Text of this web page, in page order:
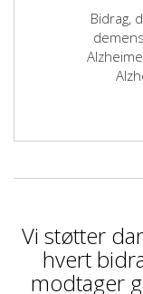
Bidrag,
Vi støtter
hvert
modtager